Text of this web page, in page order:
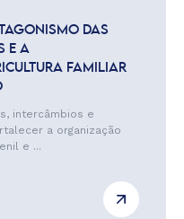
DAS
E A
FAMILIAR
intercâmbios e
a organização
e ...